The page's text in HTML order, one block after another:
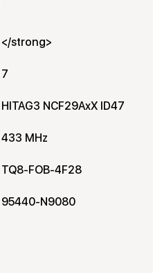
</strong>
7
HITAG3 NCF29AxX ID47
433 MHz
TQ8-FOB-4F28
95440-N9080